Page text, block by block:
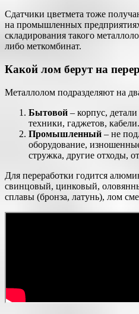
Сдатчики цветмета тоже
на промышленных
складирования такого
либо меткомбинат.
Какой лом берут на
Металлолом подразделяют на
Бытовой – корпус,
техники, гаджетов, кабели.
Промышленный – не
оборудование,
стружка, другие отходы,
Для переработки годится
свинцовый, цинковый,
сплавы (бронза, латунь), лом